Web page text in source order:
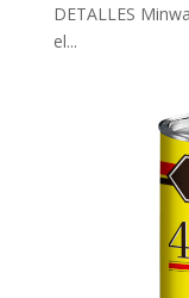
DETALLES
el...